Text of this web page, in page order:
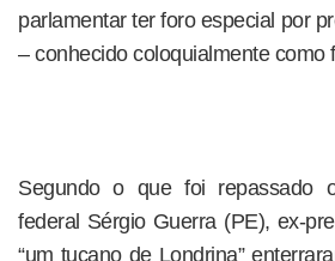
parlamentar ter foro especial por
– conhecido coloquialmente como
Segundo o que foi repassado
federal Sérgio Guerra (PE), ex-
“um tucano de Londrina”